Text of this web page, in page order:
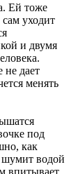
Ей тоже
сам уходит
и двумя
не дает
менять
под
как
шумит водой
впитывает